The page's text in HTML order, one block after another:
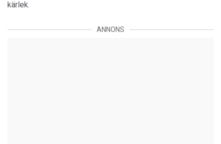
kärlek.
ANNONS